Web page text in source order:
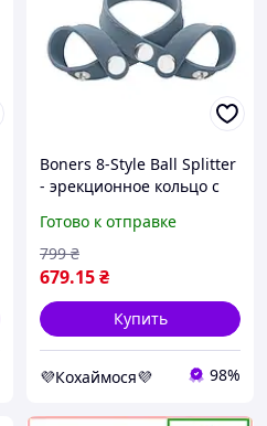
Boners 8-Style Ball Splitter
- эрекционное кольцо с
см (серый)
Готово к отправке
679.15₴
799 ₴
Купить
💜Кохаймося💜 98%